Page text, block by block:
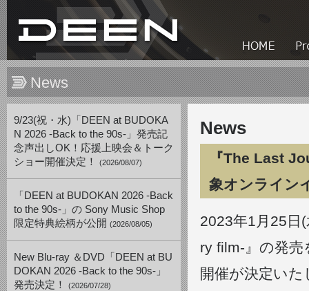
News
9/23(祝・水)「DEEN at BUDOKA
N 2026 -Back to the 90s-」発売記
念声出しOK！応援上映会＆トーク
ショー開催決定！
(2026/08/07)
「DEEN at BUDOKAN 2026 -Back
to the 90s-」の Sony Music Shop
限定特典絵柄が公開 (2026/08/05)
New Blu-ray ＆DVD「DEEN at BU
DOKAN 2026 -Back to the 90s-」
発売決定！
(2026/07/28)
News
『The Last
象オンライン
2023年1月25日
ry film-』の発
開催が決定い